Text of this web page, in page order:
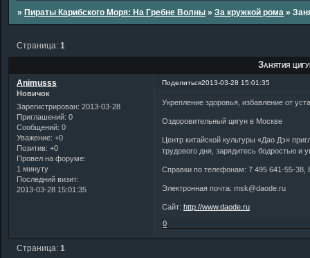
» Пираты Карибского Моря: На Гребне Волны »За кружкой рома »
Занятия
Страница:1
Поделиться2013-03-28 15:01:35
Animusss
Новичок
Зарегистрирован: 2013-03-28
Приглашений: 0
Сообщений: 0
Уважение: +0
Позитив: +0
Провел на форуме:
1 минуту
Последний визит:
2013-03-28 15:01:35
Укрепление здоровья, избавление от
Оздоровительный цигун в Москве
Центр китайской культуры «Дао Дэ»
трудового дня, зарядитесь бодростью и
Справки по телефонам: 7 495 641-55-38,
Электронная почта: msk@daode.ru
Сайт:http://www.daode.ru
0
Страница:1